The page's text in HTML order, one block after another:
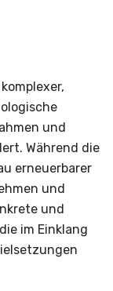
und
Während die
erneuerbarer
und
und
im Einklang